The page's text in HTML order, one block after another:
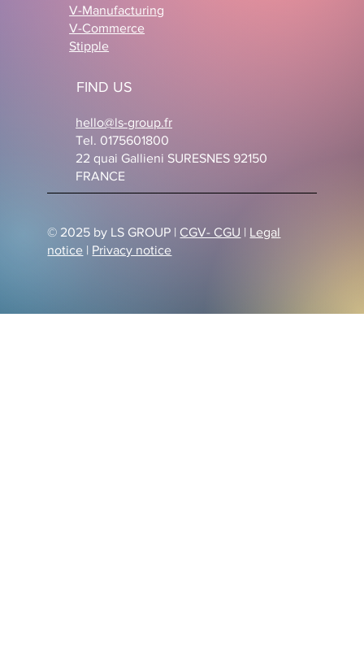
V-Manufacturing
V-Commerce
Stipple
FIND US
hello@ls-group.fr
Tel. 0175601800
22 quai Gallieni SURESNES 92150
FRANCE
© 2025 by LS GROUP | CGV- CGU | Legal
notice | Privacy notice